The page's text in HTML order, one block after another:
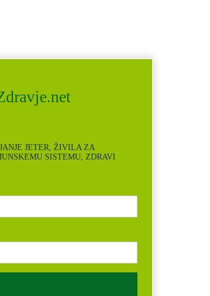
JETER, ŽIVILA ZA
SISTEMU, ZDRAVI